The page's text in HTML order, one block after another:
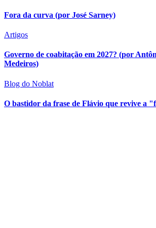
Fora da curva (por José Sarney)
Artigos
Governo de coabitação em 2027? (por
Medeiros)
Blog do Noblat
O bastidor da frase de Flávio que revive a